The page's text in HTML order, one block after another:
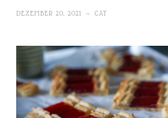
DEZEMBER 20, 2021 ~ CAT